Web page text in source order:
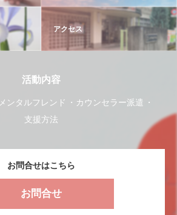
アクセス
活動内容
メンタルフレンド
カウンセラー派遣
支援方法
お問合せはこちら
お問合せ